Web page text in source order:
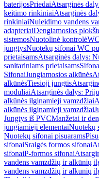
baterijosPriedaiAtsarginės
keitimo rinkiniaiAtsarginės
rinkiniaiNuleidimo vandens
adapteriaiDengiamosios
sistemosNuotolinė kontrolė
jungtysNuotekų sifonai WC
prietaisamsAtsarginės dalys:
sanitariniams prietaisams
SifonaiJungiamosios alkūnės
alkūnėsTiesioji jungtis
moduliaiAtsarginės dalys:
alkūnės ilginamieji vamzdžiai
alkūnės ilginamieji vamzdžiai
Jungtys iš PVCManžetai ir
jungiamieji elementaiNuotekų
Nuotekų sifonai pisuarams
sifonaiSraigės formos sifonai
sifonaiP-formos sifonai
vandens vamzdžių ir alkūnių
vandens vamzdžių ir alkūnių